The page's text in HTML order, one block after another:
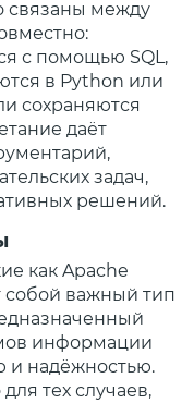
связаны между
с помощью SQL,
в Python или
сохраняются
даёт
задач,
решений.
как Apache
собой важный тип
информации
и надёжностью.
тех случаев,